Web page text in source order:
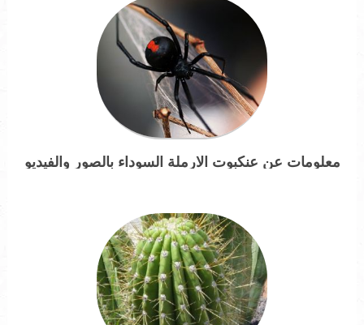
معلومات عن عنكبوت الارملة السوداء بالصور والفيديو